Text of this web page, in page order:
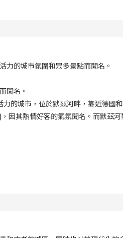
力的城市氛圍和眾多景點而聞名。
聞名。
的城市，位於默茲河畔，靠近德國
因其熱情好客的氣氛聞名。而默茲河